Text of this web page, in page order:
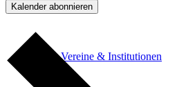
Vereine & Institutionen
Kalender abonnieren